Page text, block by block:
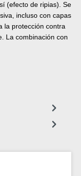
(efecto de ripias). Se
incluso con capas
la protección contra
La combinación con